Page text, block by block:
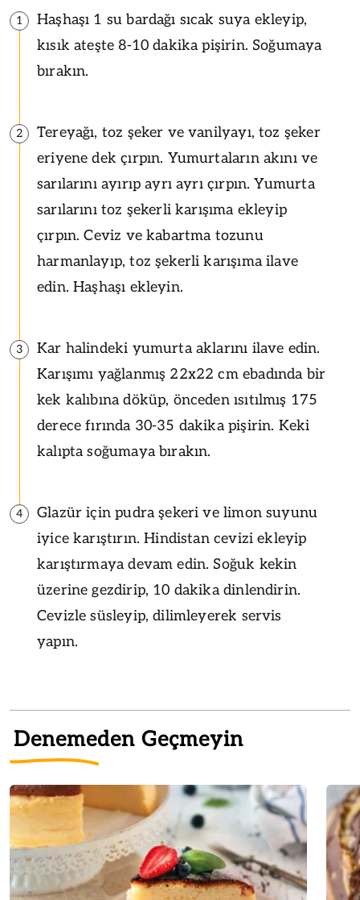
1
Haşhaşı 1 su bardağı sıcak suya ekleyip,
kısık ateşte 8-10 dakika pişirin. Soğumaya
bırakın.
2
Tereyağı, toz şeker ve vanilyayı, toz şeker
eriyene dek çırpın. Yumurtaların akını ve
sarılarını ayırıp ayrı ayrı çırpın. Yumurta
sarılarını toz şekerli karışıma ekleyip
çırpın. Ceviz ve kabartma tozunu
harmanlayıp, toz şekerli karışıma ilave
edin. Haşhaşı ekleyin.
3
Kar halindeki yumurta aklarını ilave edin.
Karışımı yağlanmış 22x22 cm ebadında bir
kek kalıbına döküp, önceden ısıtılmış 175
derece fırında 30-35 dakika pişirin. Keki
kalıpta soğumaya bırakın.
4
Glazür için pudra şekeri ve limon suyunu
iyice karıştırın. Hindistan cevizi ekleyip
karıştırmaya devam edin. Soğuk kekin
üzerine gezdirip, 10 dakika dinlendirin.
Cevizle süsleyip, dilimleyerek servis
yapın.
Denemeden Geçmeyin